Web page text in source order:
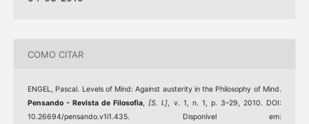
COMO CITAR
ENGEL, Pascal. Levels of Mind: Against austerity in the Philosophy of Mind.
Pensando - Revista de Filosofia,[S. l.], v. 1, n. 1, p. 3–29, 2010. DOI:
10.26694/pensando.v1i1.435. Disponível em: